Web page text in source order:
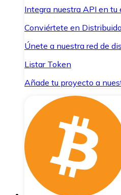
Integra nuestra API en tu
Conviértete en
Únete a nuestra red de
Listar Token
Añade tu proyecto a